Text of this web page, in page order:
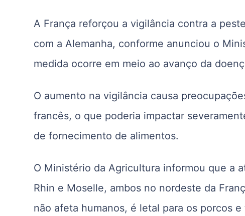
A França reforçou a vigilância contra a
com a Alemanha, conforme anunciou o
medida ocorre em meio ao avanço da
O aumento na vigilância causa
francês, o que poderia impactar
de fornecimento de alimentos.
O Ministério da Agricultura informou que a
Rhin e Moselle, ambos no nordeste da
não afeta humanos, é letal para os porcos